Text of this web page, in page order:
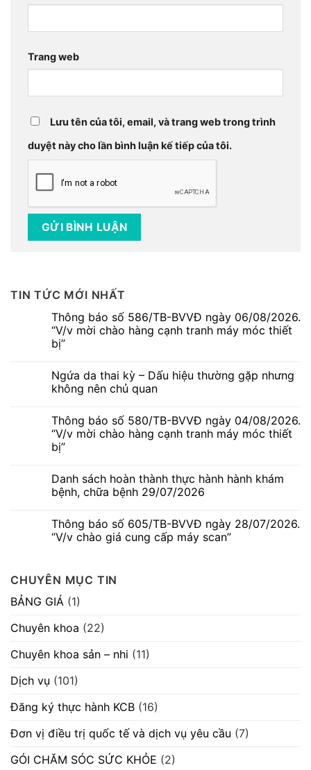
Trang web
Lưu tên của tôi, email, và trang web trong trình
duyệt này cho lần bình luận kế tiếp của tôi.
TIN TỨC MỚI NHẤT
Thông báo số 586/TB-BVVĐ ngày 06/08/2026.
“V/v mời chào hàng cạnh tranh máy móc thiết
bị”
bình
luận
ở
số
586/TB-
BVVĐ
ngày
mời
chào
hàng
máy
móc
thiết
Ngứa da thai kỳ – Dấu hiệu thường gặp nhưng
không nên chủ quan
bình
luận
Ngứa
kỳ
–
Dấu
gặp
nhưng
không
Thông báo số 580/TB-BVVĐ ngày 04/08/2026.
“V/v mời chào hàng cạnh tranh máy móc thiết
bị”
bình
luận
ở
số
580/TB-
BVVĐ
mời
chào
hàng
cạnh
máy
móc
bị”
Danh sách hoàn thành thực hành hành khám
bệnh, chữa bệnh 29/07/2026
bình
luận
thành
thực
hành
hành
bệnh,
chữa
29/07/2026
Thông báo số 605/TB-BVVĐ ngày 28/07/2026.
“V/v chào giá cung cấp máy scan”
luận
ở
Thông
báo
605/TB-
BVVĐ
28/07/2026.
“V/v
giá
cung
máy
scan”
CHUYÊN MỤC TIN
BẢNG GIÁ (1)
Chuyên khoa (22)
Chuyên khoa sản – nhi (11)
Dịch vụ (101)
Đăng ký thực hành KCB (16)
Đơn vị điều trị quốc tế và dịch vụ yêu cầu (7)
GÓI CHĂM SÓC SỨC KHỎE (2)